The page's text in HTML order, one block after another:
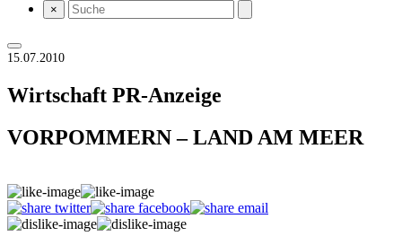
×
15.07.2010
Wirtschaft PR-Anzeige
VORPOMMERN – LAND AM MEER